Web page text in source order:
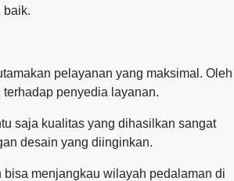
baik.
pelayanan yang maksimal. Oleh
penyedia layanan.
saja kualitas yang dihasilkan sangat
desain yang diinginkan.
menjangkau wilayah pedalaman di